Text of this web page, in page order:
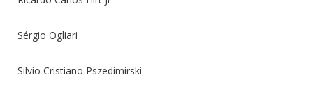
Sérgio Ogliari
Silvio Cristiano Pszedimirski